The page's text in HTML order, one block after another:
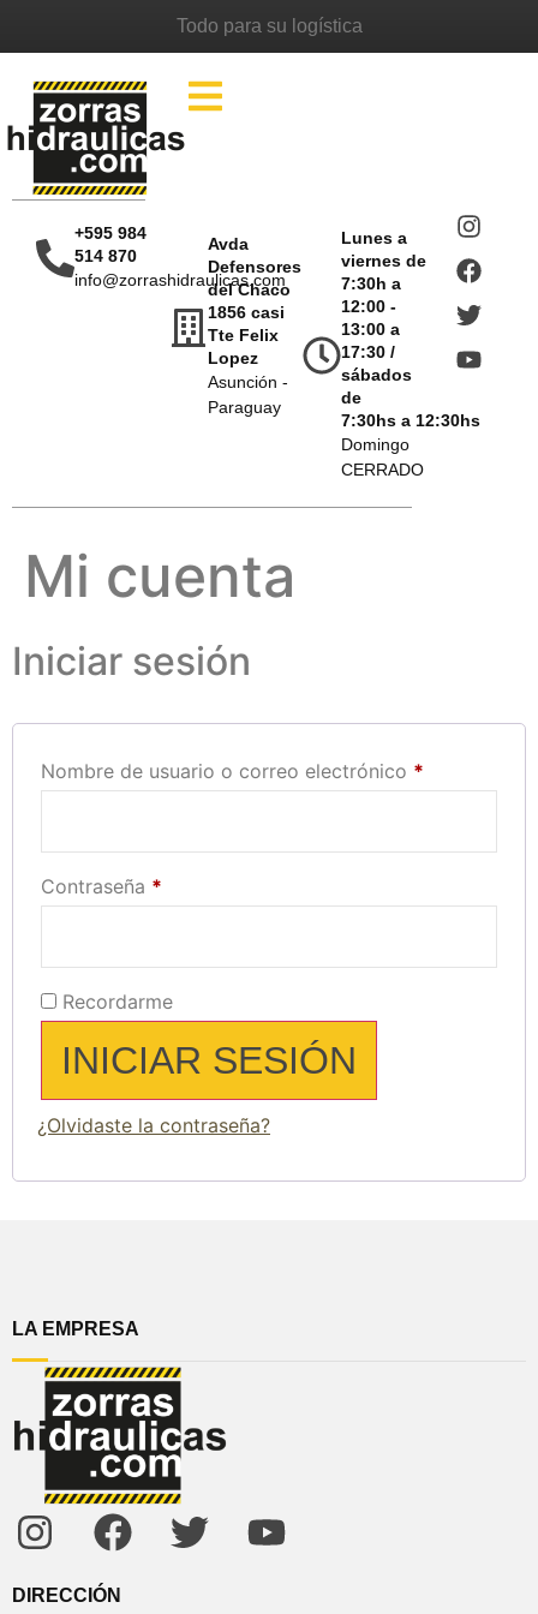
Todo para su logística
+595 984
514 870
info@zorrashidraulicas.com
Avda
Defensores
del Chaco
1856 casi
Tte Felix
Lopez
Asunción -
Paraguay
Lunes a
viernes de
7:30h a
12:00 -
13:00 a
17:30 /
sábados
de
7:30hs a 12:30hs
Domingo
CERRADO
Mi cuenta
Iniciar sesión
Nombre de usuario o correo electrónico *
Contraseña *
Recordarme
INICIAR SESIÓN
¿Olvidaste la contraseña?
LA EMPRESA
DIRECCIÓN